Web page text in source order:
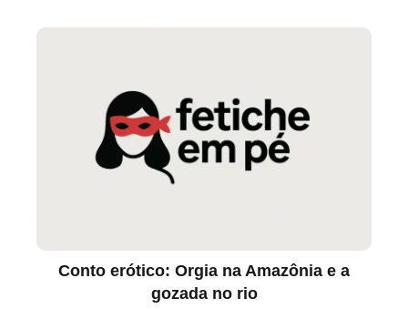
Conto erótico: Orgia na Amazônia e a
gozada no rio